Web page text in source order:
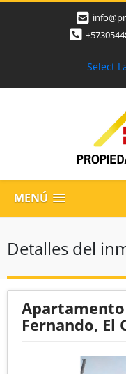
Select
MENÚ
Detalles del
Fernando, El